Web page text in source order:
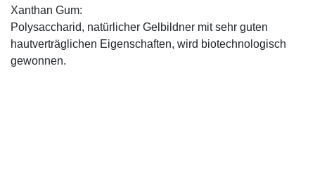
Xanthan Gum:
Polysaccharid, natürlicher Gelbildner mit sehr guten
hautverträglichen Eigenschaften, wird biotechnologisch
gewonnen.